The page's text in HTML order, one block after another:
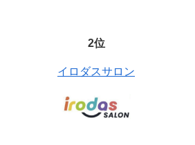
2位
イロダスサロン